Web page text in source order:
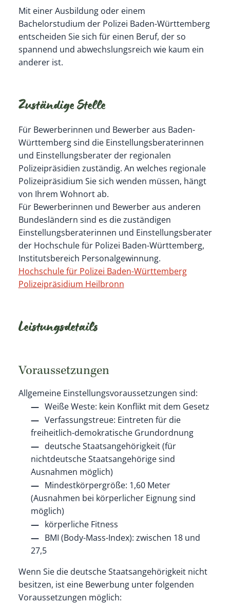
Mit einer Ausbildung oder einem
Bachelorstudium der Polizei Baden-Württemberg
entscheiden Sie sich für einen Beruf, der so
spannend und abwechslungsreich wie kaum ein
anderer ist.
Zuständige Stelle
Für Bewerberinnen und Bewerber aus Baden-
Württemberg sind die Einstellungsberaterinnen
und Einstellungsberater der regionalen
Polizeipräsidien zuständig. An welches regionale
Polizeipräsidium Sie sich wenden müssen, hängt
von Ihrem Wohnort ab.
Für Bewerberinnen und Bewerber aus anderen
Bundesländern sind es die zuständigen
Einstellungsberaterinnen und Einstellungsberater
der Hochschule für Polizei Baden-Württemberg,
Institutsbereich Personalgewinnung.
Hochschule für Polizei Baden-Württemberg
Polizeipräsidium Heilbronn
Leistungsdetails
Voraussetzungen
Allgemeine Einstellungsvoraussetzungen sind:
Weiße Weste: kein Konflikt mit dem Gesetz
Verfassungstreue: Eintreten für die
freiheitlich-demokratische Grundordnung
deutsche Staatsangehörigkeit(für
nichtdeutsche Staatsangehörige sind
Ausnahmen möglich)
Mindestkörpergröße: 1,60 Meter
(Ausnahmen bei körperlicher Eignung sind
möglich)
körperliche Fitness
BMI (Body-Mass-Index): zwischen 18 und
27,5
Wenn Sie die deutsche Staatsangehörigkeit nicht
besitzen, ist eine Bewerbung unter folgenden
Voraussetzungen möglich: